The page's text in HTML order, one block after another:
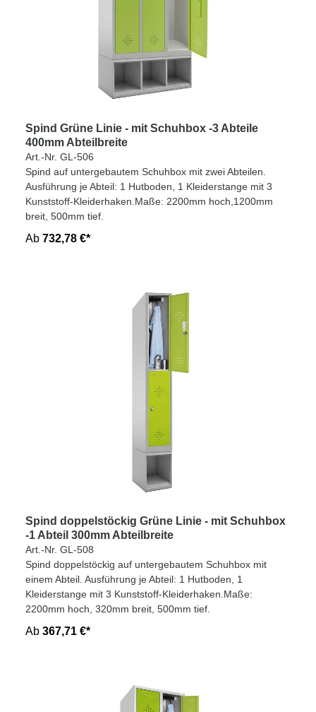
Spind Grüne Linie - mit Schuhbox -3 Abteile
400mm Abteilbreite
Art.-Nr. GL-506
Spind auf untergebautem Schuhbox mit zwei Abteilen.
Ausführung je Abteil: 1 Hutboden, 1 Kleiderstange mit 3
Kunststoff-Kleiderhaken.Maße: 2200mm hoch,1200mm
breit, 500mm tief.
Ab 732,78 €*
Spind doppelstöckig Grüne Linie - mit Schuhbox
-1 Abteil 300mm Abteilbreite
Art.-Nr. GL-508
Spind doppelstöckig auf untergebautem Schuhbox mit
einem Abteil. Ausführung je Abteil: 1 Hutboden, 1
Kleiderstange mit 3 Kunststoff-Kleiderhaken.Maße:
2200mm hoch, 320mm breit, 500mm tief.
Ab 367,71 €*